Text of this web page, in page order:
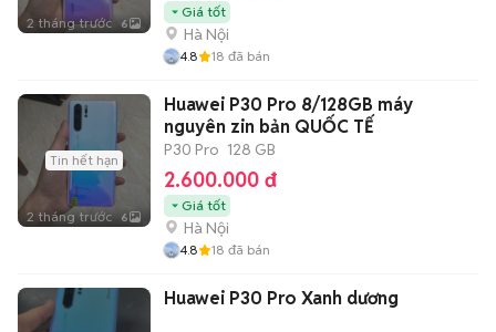
2 tháng trước 6
Giá tốt
Hà Nội
4.8 18 đã bán
Tin hết hạn
2 tháng trước 6
Huawei P30 Pro 8/128GB máy
nguyên zin bản QUỐC TẾ
P30 Pro 128 GB
2.600.000 đ
Giá tốt
Hà Nội
4.8 18 đã bán
Huawei P30 Pro Xanh dương